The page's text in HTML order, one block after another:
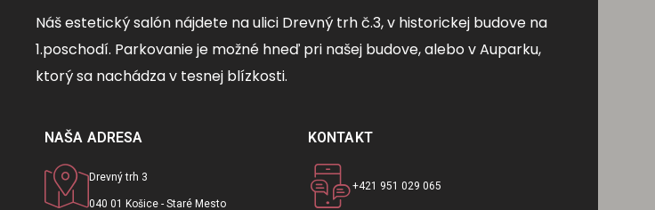
Náš estetický salón nájdete na ulici Drevný trh č.3, v historickej budove na
1.poschodí. Parkovanie je možné hneď pri našej budove, alebo v Auparku,
ktorý sa nachádza v tesnej blízkosti.
NAŠA ADRESA
Drevný trh 3
040 01 Košice - Staré Mesto
KONTAKT
+421 951 029 065